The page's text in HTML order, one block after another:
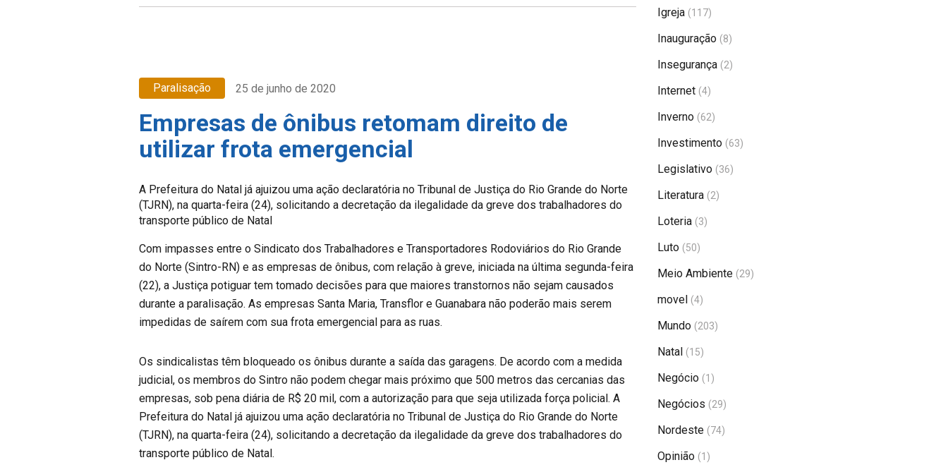
Paralisação 25 de junho de 2020
Empresas de ônibus retomam direito de
utilizar frota emergencial
A Prefeitura do Natal já ajuizou uma ação declaratória no Tribunal de Justiça do Rio Grande do Norte
(TJRN), na quarta-feira (24), solicitando a decretação da ilegalidade da greve dos trabalhadores do
transporte público de Natal
Com impasses entre o Sindicato dos Trabalhadores e Transportadores Rodoviários do Rio Grande
do Norte (Sintro-RN) e as empresas de ônibus, com relação à greve, iniciada na última segunda-feira
(22), a Justiça potiguar tem tomado decisões para que maiores transtornos não sejam causados
durante a paralisação. As empresas Santa Maria, Transflor e Guanabara não poderão mais serem
impedidas de saírem com sua frota emergencial para as ruas.
Os sindicalistas têm bloqueado os ônibus durante a saída das garagens. De acordo com a medida
judicial, os membros do Sintro não podem chegar mais próximo que 500 metros das cercanias das
empresas, sob pena diária de R$ 20 mil, com a autorização para que seja utilizada força policial. A
Prefeitura do Natal já ajuizou uma ação declaratória no Tribunal de Justiça do Rio Grande do Norte
(TJRN), na quarta-feira (24), solicitando a decretação da ilegalidade da greve dos trabalhadores do
transporte público de Natal.
Igreja (117)
Inauguração (8)
Insegurança (2)
Internet (4)
Inverno (62)
Investimento (63)
Legislativo (36)
Literatura (2)
Loteria (3)
Luto (50)
Meio Ambiente (29)
movel (4)
Mundo (203)
Natal (15)
Negócio (1)
Negócios (29)
Nordeste (74)
Opinião (1)